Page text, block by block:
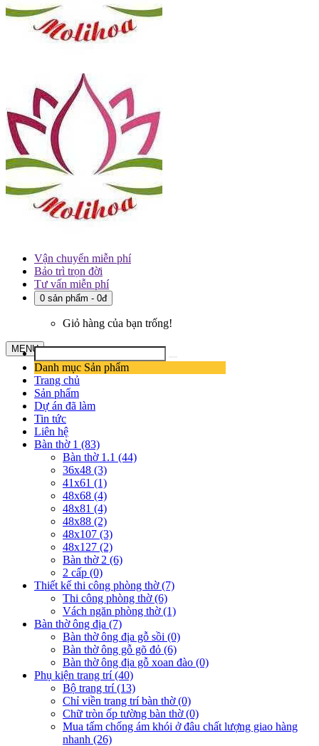
Vận chuyển miễn phí
Bảo trì trọn đời
Tư vấn miễn phí
0 sản phẩm - 0đ
Giỏ hàng của bạn trống!
MENU
Danh mục Sản phẩm
Trang chủ
Sản phẩm
Dự án đã làm
Tin tức
Liên hệ
Bàn thờ 1 (83)
Bàn thờ 1.1 (44)
36x48 (3)
41x61 (1)
48x68 (4)
48x81 (4)
48x88 (2)
48x107 (3)
48x127 (2)
Bàn thờ 2 (6)
2 cấp (0)
Thiết kế thi công phòng thờ (7)
Thi công phòng thờ (6)
Vách ngăn phòng thờ (1)
Bàn thờ ông địa (7)
Bàn thờ ông địa gỗ sồi (0)
Bàn thờ ông gỗ gõ đỏ (6)
Bàn thờ ông địa gỗ xoan đào (0)
Phụ kiện trang trí (40)
Bộ trang trí (13)
Chỉ viền trang trí bàn thờ (0)
Chữ tròn ốp tường bàn thờ (0)
Mua tấm chống ám khói ở đâu chất lượng giao hàng
nhanh (26)